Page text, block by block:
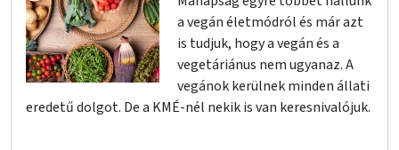
a vegán életmódról és már azt
is tudjuk, hogy a vegán és a
vegetáriánus nem ugyanaz. A
vegánok kerülnek minden állati
eredetű dolgot. De a KMÉ-nél nekik is van keresnivalójuk.